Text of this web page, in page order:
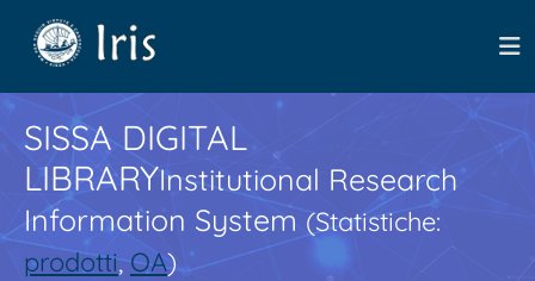
SISSA DIGITAL
LIBRARYInstitutional Research
Information System(Statistiche:
prodotti,OA)